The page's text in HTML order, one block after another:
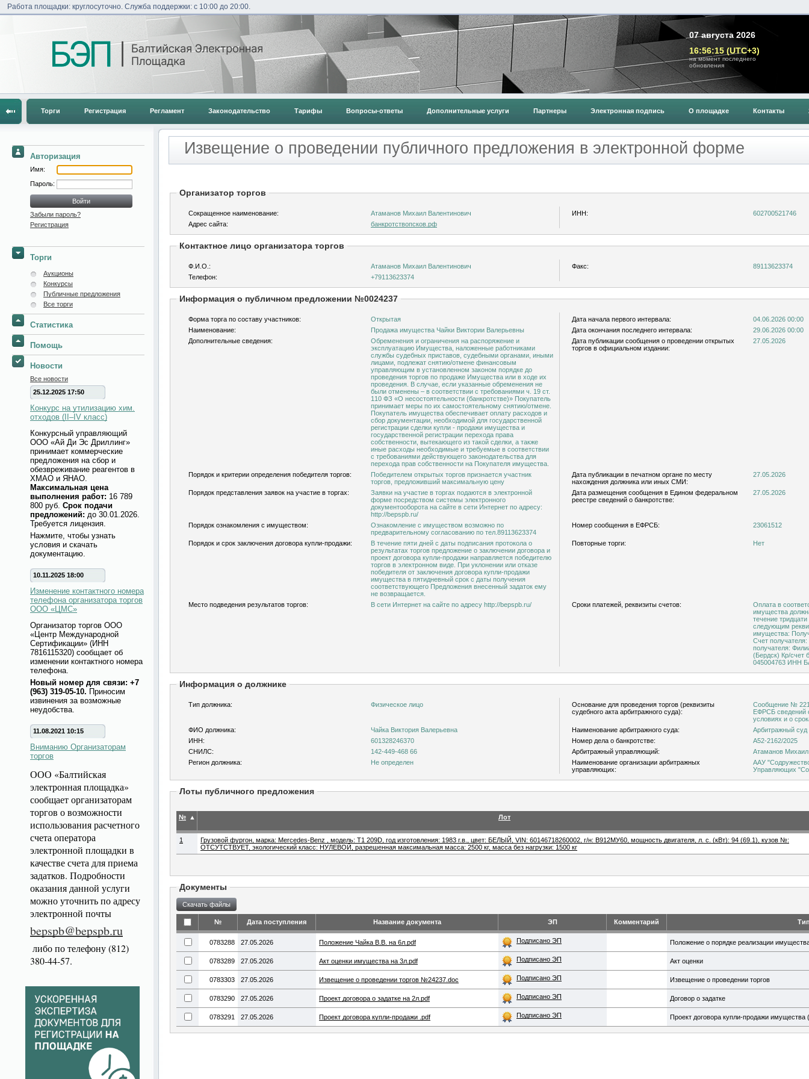
07 августа 2026
16:56:15 (UTC+3)
на момент последнего
обновления
Работа площадки: круглосуточно. Служба поддержки: с 10:00 до 20:00.
Торги Регистрация Регламент Законодательство Тарифы Вопросы-ответы Дополнительные услуги Партнеры Электронная подпись О площадке Контакты
Авторизация
Имя:
Пароль:
Забыли пароль?
Регистрация
Торги
Аукционы
Конкурсы
Публичные предложения
Все торги
Статистика
Помощь
Новости
Все новости
25.12.2025 17:50
Конкурс на утилизацию хим.
отходов (II–IV класс)
Конкурсный управляющий
ООО «Ай Ди Эс Дриллинг»
принимает коммерческие
предложения на сбор и
обезвреживание реагентов в
ХМАО и ЯНАО.
Максимальная цена
выполнения работ: 16 789
800 руб. Срок подачи
предложений: до 30.01.2026.
Требуется лицензия.
Нажмите, чтобы узнать
условия и скачать
документацию.
10.11.2025 18:00
Изменение контактного номера
телефона организатора торгов
ООО «ЦМС»
Организатор торгов ООО
«Центр Международной
Сертификации» (ИНН
7816115320) сообщает об
изменении контактного номера
телефона.
Новый номер для связи: +7
(963) 319-05-10. Приносим
извинения за возможные
неудобства.
11.08.2021 10:15
Вниманию Организаторам
торгов
ООО «Балтийская
электронная площадка»
сообщает организаторам
торгов о возможности
использования расчетного
счета оператора
электронной площадки в
качестве счета для приема
задатков. Подробности
оказания данной услуги
можно уточнить по адресу
электронной почты
bepspb@bepspb.ru
либо по телефону (812)
380-44-57.
Извещение о проведении публичного предложения в электронной форме
Организатор торгов
Сокращенное наименование: Атаманов Михаил Валентинович ИНН:
602700521746
Адрес сайта:
банкротствопсков.рф
Контактное лицо организатора торгов
Ф.И.О.: Атаманов Михаил Валентинович Факс:
89113623374
Телефон:
+79113623374
Информация о публичном предложении №0024237
Форма торга по составу участников: Открытая Дата начала первого интервала:
04.06.2026 00:00
Наименование:
Продажа имущества Чайки Виктории Валерьевны Дата окончания последнего интервала:
29.06.2026 00:00
Дополнительные сведения:
Обременения и ограничения на распоряжение и
эксплуатацию Имущества, наложенные работниками
службы судебных приставов, судебными органами, иными
лицами, подлежат снятию/отмене финансовым
управляющим в установленном законом порядке до
проведения торгов по продаже Имущества или в ходе их
проведения. В случае, если указанные обременения не
были отменены – в соответствии с требованиями ч. 19 ст.
110 ФЗ «О несостоятельности (банкротстве)» Покупатель
принимает меры по их самостоятельному снятию/отмене.
Покупатель имущества обеспечивает оплату расходов и
сбор документации, необходимой для государственной
регистрации сделки купли - продажи имущества и
государственной регистрации перехода права
собственности, вытекающего из такой сделки, а также
иные расходы необходимые и требуемые в соответствии
с требованиями действующего законодательства для
перехода прав собственности на Покупателя имущества.
Дата публикации сообщения о проведении открытых
торгов в официальном издании:
27.05.2026
Порядок и критерии определения победителя торгов:
Победителем открытых торгов признается участник
торгов, предложивший максимальную цену
Дата публикации в печатном органе по месту
нахождения должника или иных СМИ:
27.05.2026
Порядок представления заявок на участие в торгах:
Заявки на участие в торгах подаются в электронной
форме посредством системы электронного
документооборота на сайте в сети Интернет по адресу:
http://bepspb.ru/
Дата размещения сообщения в Едином федеральном
реестре сведений о банкротстве:
27.05.2026
Порядок ознакомления с имуществом:
Ознакомление с имуществом возможно по
предварительному согласованию по тел.89113623374
Номер сообщения в ЕФРСБ: 23061512
Порядок и срок заключения договора купли-продажи:
В течение пяти дней с даты подписания протокола о
результатах торгов предложение о заключении договора и
проект договора купли-продажи направляется победителю
торгов в электронном виде. При уклонении или отказе
победителя от заключения договора купли-продажи
имущества в пятидневный срок с даты получения
соответствующего Предложения внесенный задаток ему
не возвращается.
Повторные торги: Нет
Место подведения результатов торгов: В сети Интернет на сайте по адресу http://bepspb.ru/ Сроки платежей, реквизиты счетов:
Оплата в
имущества
течение
следующим
имущества: Получатель: Чайка Виктория Валерьевна
Счет получателя:
получателя:
(Бердск) Кр/счет банка 30101810150040000763 БИК
Информация о должнике
Тип должника: Физическое лицо
Основание для проведения торгов (реквизиты
судебного акта арбитражного суда):
Сообщение № 22120978 от 23.03.2026 о включении в
ЕФРСБ сведений
условиях и о
ФИО должника:
Чайка Виктория Валерьевна Наименование арбитражного суда:
Арбитражный суд
ИНН:
601328246370 Номер дела о банкротстве:
А52-2162/2025
СНИЛС:
142-449-468 66 Арбитражный управляющий:
Атаманов
Регион должника:
Не определен
Наименование организации арбитражных
управляющих:
ААУ
Управляющих
Лоты публичного предложения
№ ▲ Лот
1
Грузовой фургон, марка: Mercedes-Benz , модель: T1 209D, год изготовления: 1983 г.в., цвет: БЕЛЫЙ, VIN: 60146718260002, г/н: В912МУ60, мощность двигателя, л. с. (кВт): 94 (69.1), кузов №:
ОТСУТСТВУЕТ, экологический класс: НУЛЕВОЙ, разрешенная максимальная масса: 2500 кг, масса без нагрузки: 1500 кг
Документы
№ Дата поступления Название документа ЭП Комментарий
0783288 27.05.2026 Положение Чайка В.В. на 6л.pdf Подписано ЭП Положение о порядке реализации
0783289 27.05.2026 Акт оценки имущества на 3л.pdf Подписано ЭП Акт оценки
0783303 27.05.2026 Извещение о проведении торгов №24237.doc Подписано ЭП Извещение о проведении торгов
0783290 27.05.2026 Проект договора о задатке на 2л.pdf Подписано ЭП Договор о задатке
0783291 27.05.2026 Проект договора купли-продажи .pdf Подписано ЭП Проект договора купли-продажи имущества